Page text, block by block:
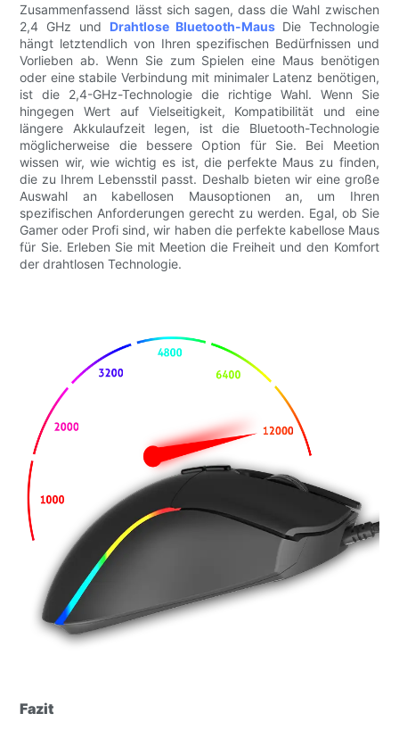
Zusammenfassend lässt sich sagen, dass die Wahl zwischen
2,4 GHz und Drahtlose Bluetooth-Maus Die Technologie
hängt letztendlich von Ihren spezifischen Bedürfnissen und
Vorlieben ab. Wenn Sie zum Spielen eine Maus benötigen
oder eine stabile Verbindung mit minimaler Latenz benötigen,
ist die 2,4-GHz-Technologie die richtige Wahl. Wenn Sie
hingegen Wert auf Vielseitigkeit, Kompatibilität und eine
längere Akkulaufzeit legen, ist die Bluetooth-Technologie
möglicherweise die bessere Option für Sie. Bei Meetion
wissen wir, wie wichtig es ist, die perfekte Maus zu finden,
die zu Ihrem Lebensstil passt. Deshalb bieten wir eine große
Auswahl an kabellosen Mausoptionen an, um Ihren
spezifischen Anforderungen gerecht zu werden. Egal, ob Sie
Gamer oder Profi sind, wir haben die perfekte kabellose Maus
für Sie. Erleben Sie mit Meetion die Freiheit und den Komfort
der drahtlosen Technologie.
Fazit